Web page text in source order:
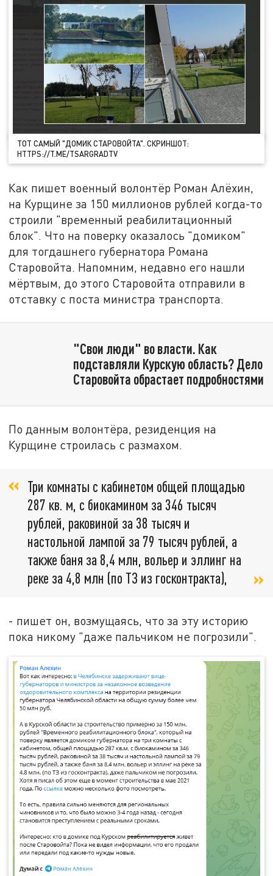
ТОТ САМЫЙ "ДОМИК СТАРОВОЙТА". СКРИНШОТ:
HTTPS://T.ME/TSARGRADTV
Как пишет военный волонтёр Роман Алёхин,
на Курщине за 150 миллионов рублей когда-то
строили "временный реабилитационный
блок". Что на поверку оказалось "домиком"
для тогдашнего губернатора Романа
Старовойта. Напомним, недавно его нашли
мёртвым, до этого Старовойта отправили в
отставку с поста министра транспорта.
"Свои люди" во власти. Как
подставляли Курскую область? Дело
Старовойта обрастает подробностями
По данным волонтёра, резиденция на
Курщине строилась с размахом.
Три комнаты с кабинетом общей площадью
287 кв. м, с биокамином за 346 тысяч
рублей, раковиной за 38 тысяч и
настольной лампой за 79 тысяч рублей, а
также баня за 8,4 млн, вольер и эллинг на
реке за 4,8 млн (по ТЗ из госконтракта),
- пишет он, возмущаясь, что за эту историю
пока никому "даже пальчиком не погрозили".